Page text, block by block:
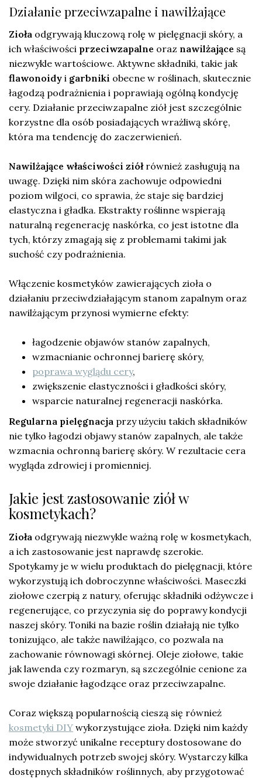
Działanie przeciwzapalne i nawilżające
Zioła odgrywają kluczową rolę w pielęgnacji skóry, a
ich właściwości przeciwzapalne oraz nawilżające są
niezwykle wartościowe. Aktywne składniki, takie jak
flawonoidy i garbniki obecne w roślinach, skutecznie
łagodzą podrażnienia i poprawiają ogólną kondycję
cery. Działanie przeciwzapalne ziół jest szczególnie
korzystne dla osób posiadających wrażliwą skórę,
która ma tendencję do zaczerwienień.
Nawilżające właściwości ziółrównież zasługują na
uwagę. Dzięki nim skóra zachowuje odpowiedni
poziom wilgoci, co sprawia, że staje się bardziej
elastyczna i gładka. Ekstrakty roślinne wspierają
naturalną regenerację naskórka, co jest istotne dla
tych, którzy zmagają się z problemami takimi jak
suchość czy podrażnienia.
Włączenie kosmetyków zawierających zioła o
działaniu przeciwdziałającym stanom zapalnym oraz
nawilżającym przynosi wymierne efekty:
łagodzenie objawów stanów zapalnych,
wzmacnianie ochronnej barierę skóry,
poprawa wyglądu cery,
zwiększenie elastyczności i gładkości skóry,
wsparcie naturalnej regeneracji naskórka.
Regularna pielęgnacja przy użyciu takich składników
nie tylko łagodzi objawy stanów zapalnych, ale także
wzmacnia ochronną barierę skóry. W rezultacie cera
wygląda zdrowiej i promienniej.
Jakie jest zastosowanie ziół w
kosmetykach?
Zioła odgrywają niezwykle ważną rolę w kosmetykach,
a ich zastosowanie jest naprawdę szerokie.
Spotykamy je w wielu produktach do pielęgnacji, które
wykorzystują ich dobroczynne właściwości. Maseczki
ziołowe czerpią z natury, oferując składniki odżywcze i
regenerujące, co przyczynia się do poprawy kondycji
naszej skóry. Toniki na bazie roślin działają nie tylko
tonizująco, ale także nawilżająco, co pozwala na
zachowanie równowagi skórnej. Oleje ziołowe, takie
jak lawenda czy rozmaryn, są szczególnie cenione za
swoje działanie łagodzące oraz przeciwzapalne.
Coraz większą popularnością cieszą się również
kosmetyki DIY wykorzystujące zioła. Dzięki nim każdy
może stworzyć unikalne receptury dostosowane do
indywidualnych potrzeb swojej skóry. Wystarczy kilka
dostępnych składników roślinnych, aby przygotować